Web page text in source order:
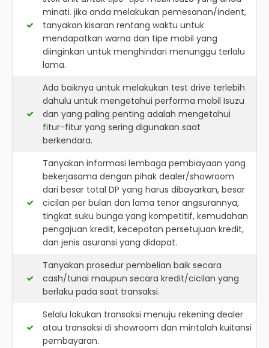
minati. jika anda melakukan pemesanan/indent,
tanyakan kisaran rentang waktu untuk
mendapatkan warna dan tipe mobil yang
diinginkan untuk menghindari menunggu terlalu
lama.
Ada baiknya untuk melakukan test drive terlebih
dahulu untuk mengetahui performa mobil Isuzu
dan yang paling penting adalah mengetahui
fitur-fitur yang sering digunakan saat
berkendara.
Tanyakan informasi lembaga pembiayaan yang
bekerjasama dengan pihak dealer/showroom
dari besar total DP yang harus dibayarkan, besar
cicilan per bulan dan lama tenor angsurannya,
tingkat suku bunga yang kompetitif, kemudahan
pengajuan kredit, kecepatan persetujuan kredit,
dan jenis asuransi yang didapat.
Tanyakan prosedur pembelian baik secara
cash/tunai maupun secara kredit/cicilan yang
berlaku pada saat transaksi.
Selalu lakukan transaksi menuju rekening dealer
atau transaksi di showroom dan mintalah kuitansi
pembayaran.